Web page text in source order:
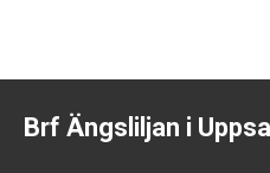
Brf Ängsliljan i